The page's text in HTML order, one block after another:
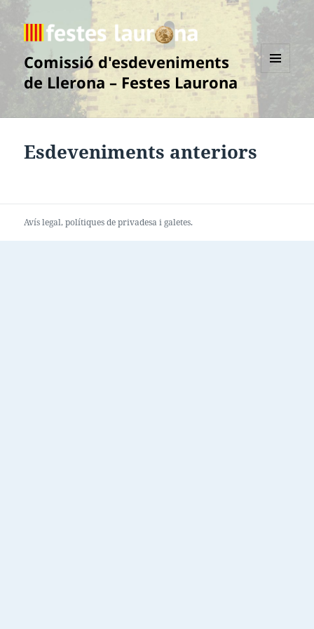
Comissió d'esdeveniments
de Llerona – Festes Laurona
Esdeveniments anteriors
Avís legal, polítiques deprivadesa igaletes.